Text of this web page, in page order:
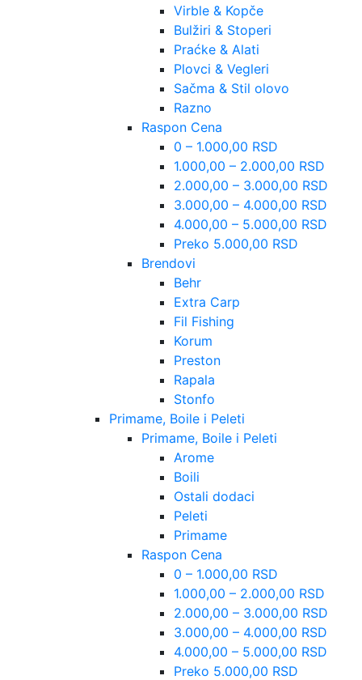
Virble & Kopče
Bulžiri & Stoperi
Praćke & Alati
Plovci & Vegleri
Sačma & Stil olovo
Razno
Raspon Cena
0 – 1.000,00 RSD
1.000,00 – 2.000,00 RSD
2.000,00 – 3.000,00 RSD
3.000,00 – 4.000,00 RSD
4.000,00 – 5.000,00 RSD
Preko 5.000,00 RSD
Brendovi
Behr
Extra Carp
Fil Fishing
Korum
Preston
Rapala
Stonfo
Primame, Boile i Peleti
Primame, Boile i Peleti
Arome
Boili
Ostali dodaci
Peleti
Primame
Raspon Cena
0 – 1.000,00 RSD
1.000,00 – 2.000,00 RSD
2.000,00 – 3.000,00 RSD
3.000,00 – 4.000,00 RSD
4.000,00 – 5.000,00 RSD
Preko 5.000,00 RSD